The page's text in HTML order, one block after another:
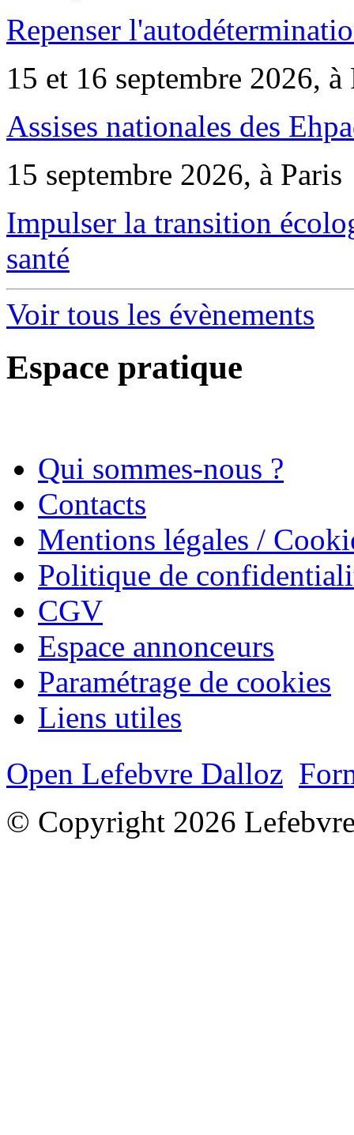
Repenser
15 et 16 septembre 2026, à
Assises nationales des
15 septembre 2026, à Paris
Impulser la transition
santé
Voir tous les évènements
Espace pratique
Qui sommes-nous ?
Contacts
Mentions légales /
Politique de
CGV
Espace annonceurs
Paramétrage de cookies
Liens utiles
Open Lefebvre Dalloz
© Copyright 2026